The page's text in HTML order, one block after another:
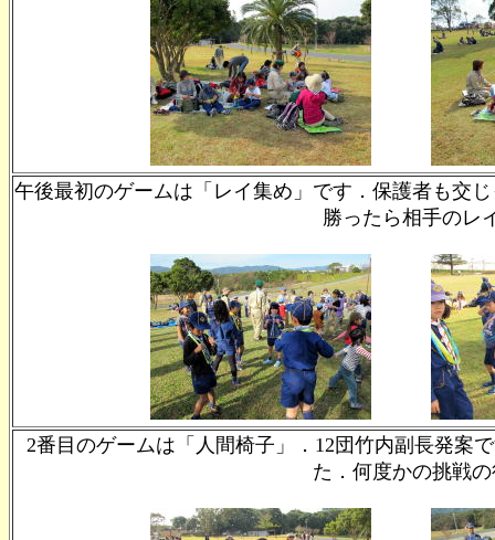
午後最初のゲームは「レイ集め」です．保護者も交
勝ったら相手のレ
2番目のゲームは「人間椅子」．12団竹内副長発案
た．何度かの挑戦